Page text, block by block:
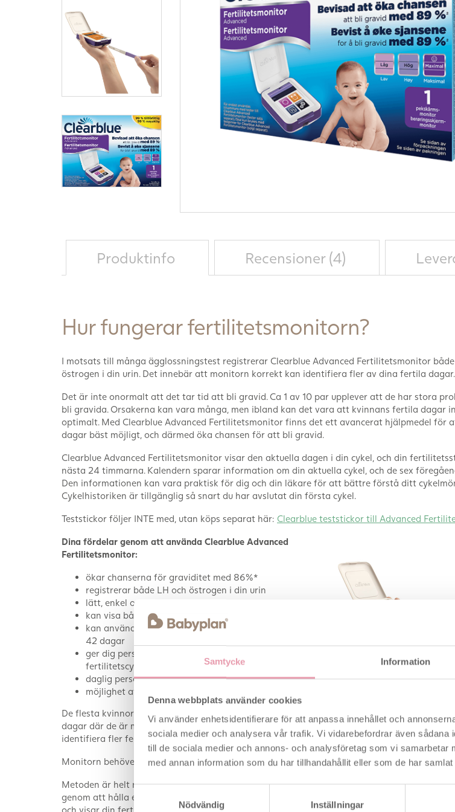
Samtycke Information
Denna webbplats använder cookies
Vi använder enhetsidentifierare för att anpassa innehållet och
sociala medier och analysera vår trafik. Vi vidarebefordrar även sådana
till de sociala medier och annons- och analysföretag som vi
med annan information som du har tillhandahållit eller som de har
Samtyckesval
Nödvändig
Inställningar
Produktinfo Recensioner (4)
Hur fungerar fertilitetsmonitorn?
I motsats till många ägglossningstest registrerar Clearblue Advanced Fertilitetsmonitor
östrogen i din urin. Det innebär att monitorn korrekt kan identifiera fler av dina fertila dagar.
Det är inte onormalt att det tar tid att bli gravid. Ca 1 av 10 par upplever att de har stora
bli gravida. Orsakerna kan vara många, men ibland kan det vara att kvinnans fertila dagar
optimalt. Med Clearblue Advanced Fertilitetsmonitor finns det ett avancerat hjälpmedel för
dagar bäst möjligt, och därmed öka chansen för att bli gravid.
Clearblue Advanced Fertilitetsmonitor visar den aktuella dagen i din cykel, och din
nästa 24 timmarna. Kalendern sparar information om din aktuella cykel, och de sex
Den informationen kan vara praktisk för dig och din läkare för att bättre förstå ditt
Cykelhistoriken är tillgänglig så snart du har avslutat din första cykel.
Teststickor följer INTE med, utan köps separat här: Clearblue teststickor till Advanced
Dina fördelar genom att använda Clearblue Advanced
Fertilitetsmonitor:
ökar chanserna för graviditet med 86%*
registrerar både LH och östrogen i din urin
lätt, enkel och säker att använda
kan visa både hög och maximal fertilitet
kan användas av kvinnor som har cykellängder på 21 –
42 dagar
ger dig personlig information om din individuella
fertilitetscykel
daglig personlig fertilitetsstatus
möjlighet att testa för graviditet med monitorn
De flesta kvinnor har 1-5 dagar med hög fertilitet och 2
dagar där de är maximalt fertila. Monitorn gör det lätt att
identifiera fler fertila dagar än med en vanlig ägglossningstest.
Monitorn behöver 2 st. AA batterier som medföljer.
Metoden är helt naturlig, och lätt att använda. När monitorn visar att du ska utföra en test
genom att hålla en test ned i ett uppsamlat urinprov. Därefter sätts testen in i monitorn som
och visar din fertilitetsstatus.